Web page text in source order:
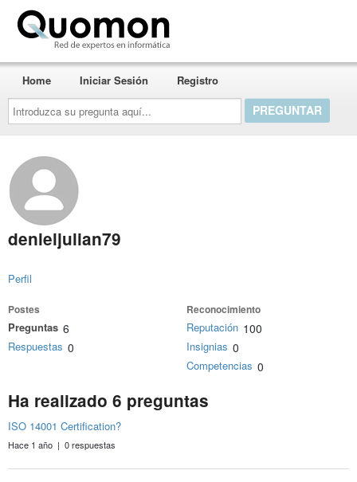
Introduzca
su
pregunta
aquí...
Home Iniciar Sesión Registro
denieljulian79
Perfil
Postes
Preguntas 6
Respuestas 0
Reconocimiento
Reputación 100
Insignias 0
Competencias 0
Ha realizado 6 preguntas
ISO 14001 Certification?
Hace 1 año | 0 respuestas